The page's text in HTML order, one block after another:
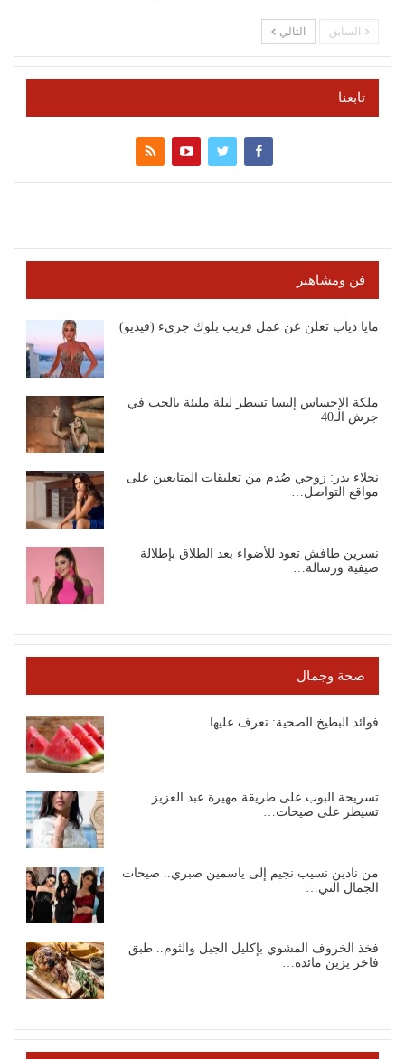
السابق التالي
تابعنا
فن ومشاهير
مايا دياب تعلن عن عمل قريب بلوك جريء (فيديو)
ملكة الإحساس إليسا تسطر ليلة مليئة بالحب في
جرش الـ40
نجلاء بدر: زوجي صُدم من تعليقات المتابعين على
مواقع التواصل…
نسرين طافش تعود للأضواء بعد الطلاق بإطلالة
صيفية ورسالة…
صحة وجمال
فوائد البطيخ الصحية: تعرف عليها
تسريحة البوب على طريقة مهيرة عبد العزيز
تسيطر على صيحات…
من نادين نسيب نجيم إلى ياسمين صبري.. صيحات
الجمال التي…
فخذ الخروف المشوي بإكليل الجبل والثوم.. طبق
فاخر يزين مائدة…